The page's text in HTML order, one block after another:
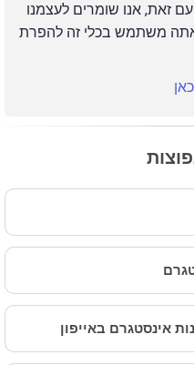
זאת, אנו שומרים לעצמנו
משתמש בכלי זה להפרת